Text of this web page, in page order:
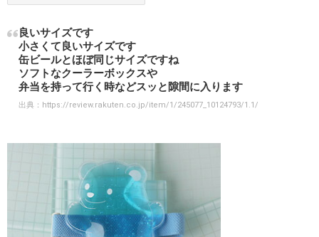
良いサイズです
小さくて良いサイズです
缶ビールとほぼ同じサイズですね
ソフトなクーラーボックスや
弁当を持って行く時などスッと隙間に入ります
出典： https://review.rakuten.co.jp/item/1/245077_10124793/1.1/